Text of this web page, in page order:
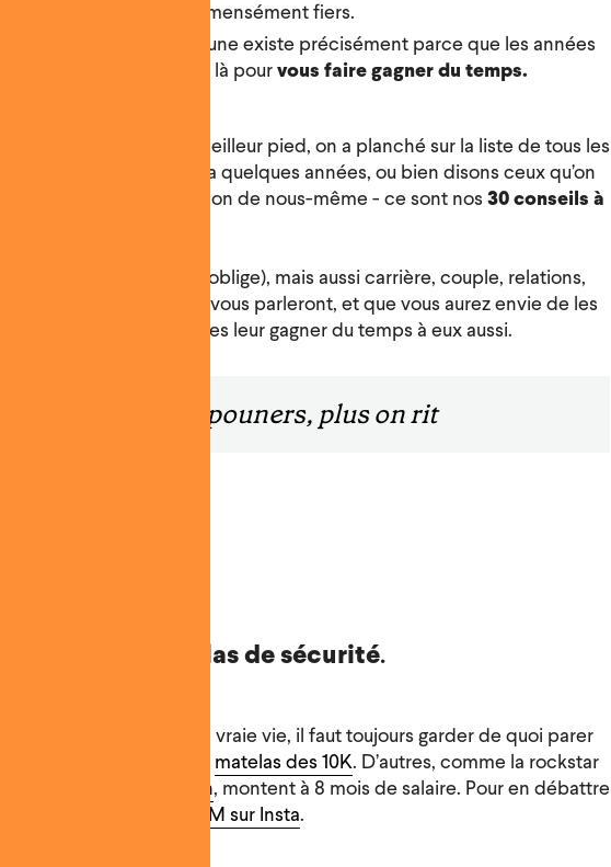
et que ça nous rend immensément fiers.
surtout, parce que Spoune existe précisément parce que les années
vite et que nous sommes là pourvous faire gagner du temps.
cette rentrée du meilleur pied, on a planché sur la liste de tous les
aurait aimé recevoir il y a quelques années, ou bien disons ceux qu’on
à une plus jeune version de nous-même - ce sont nos30 conseils à
oblige), mais aussi carrière, couple, relations,
que ces conseils vous parleront, et que vous aurez envie de les
amis - soyez sympa, faites leur gagner du temps à eux aussi.
Plus on est de Spouners, plus on rit
toujours un matelas de sécurité.
a pas de CTRL+Z dans la vraie vie, il faut toujours garder de quoi parer
matelas des 10K. D’autres, comme la rockstar
Suze Orman, montent à 8 mois de salaire. Pour en débattre
DM sur Insta.